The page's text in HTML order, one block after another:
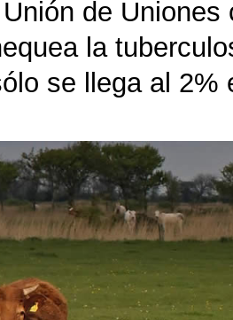
Unión de
la
se llega al 2%